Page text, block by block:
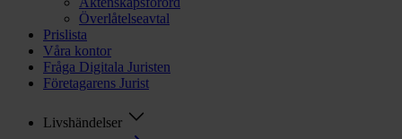
Överlåtelseavtal
Prislista
Våra kontor
Fråga Digitala Juristen
Företagarens Jurist
Livshändelser